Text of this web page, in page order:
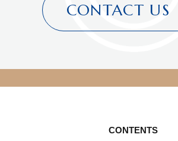
CONTACT US
CONTENTS